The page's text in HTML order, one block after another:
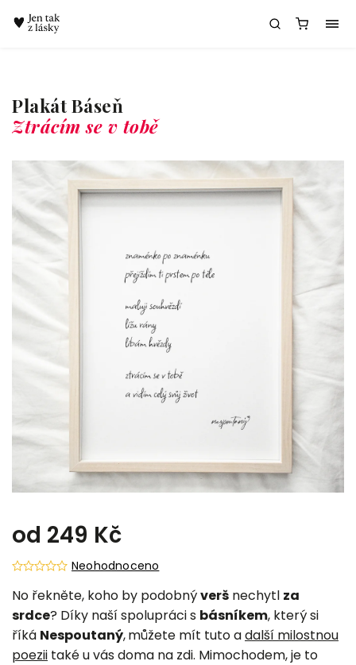
Plakát Báseň
Ztrácím se v tobě
od 249 Kč
Neohodnoceno
No řekněte, koho by podobnýverš nechytl za
srdce? Díky naší spolupráci s básníkem, který si
říká Nespoutaný,můžete mít tuto adalší milostnou
poezii také u vás doma na zdi. Mimochodem, je to